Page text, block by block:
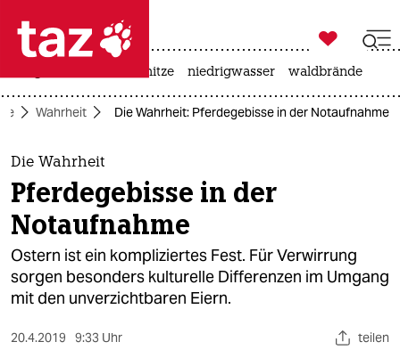
 taz zahl ich
taz zahl ich
themen
politik
öko
gesellschaft

taz zahl ich
hitze niedrigwasser waldbrände
Wahrheit Die Wahrheit: Pferdegebisse in der Notaufnahme
Die Wahrheit
Pferdegebisse in der
Notaufnahme
Ostern ist ein kompliziertes Fest. Für Verwirrung
sorgen besonders kulturelle Differenzen im Umgang
mit den unverzichtbaren Eiern.
20.4.2019 9:33 Uhr teilen